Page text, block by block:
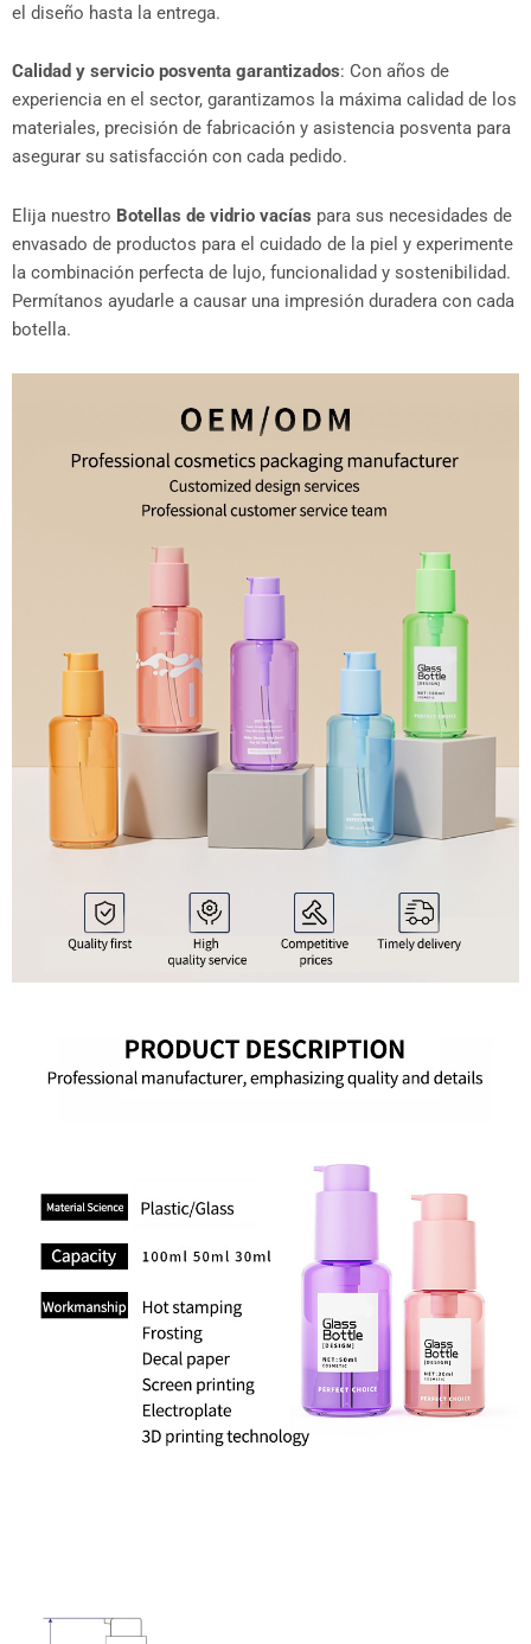
el diseño hasta la entrega.
Calidad y servicio posventa garantizados: Con años de
experiencia en el sector, garantizamos la máxima calidad de los
materiales, precisión de fabricación y asistencia posventa para
asegurar su satisfacción con cada pedido.
Elija nuestro Botellas de vidrio vacías para sus necesidades de
envasado de productos para el cuidado de la piel y experimente
la combinación perfecta de lujo, funcionalidad y sostenibilidad.
Permítanos ayudarle a causar una impresión duradera con cada
botella.